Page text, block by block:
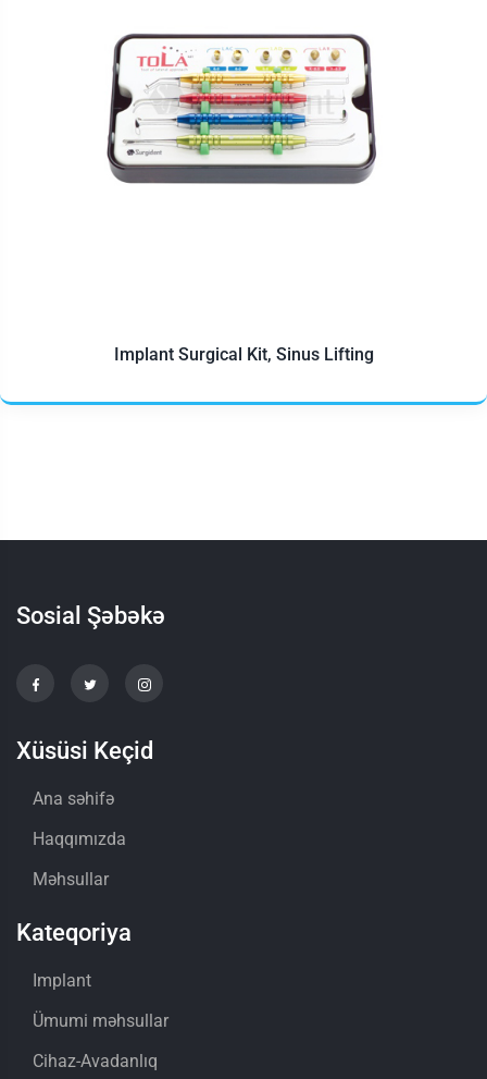
Implant Surgical Kit, Sinus Lifting
Sosial Şəbəkə
Xüsüsi Keçid
Ana səhifə
Haqqımızda
Məhsullar
Kateqoriya
Implant
Ümumi məhsullar
Cihaz-Avadanlıq